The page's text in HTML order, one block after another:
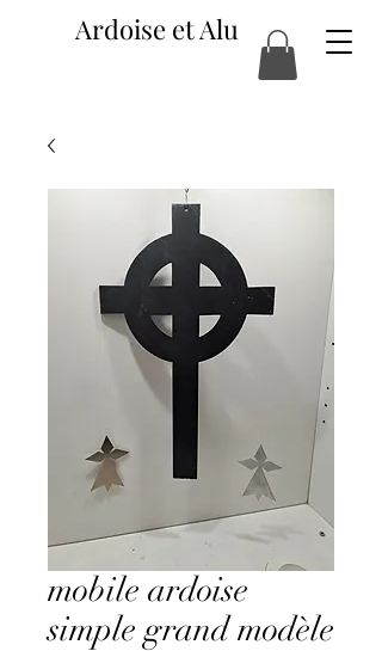
Ardoise et Alu
mobile ardoise
simple grand modèle